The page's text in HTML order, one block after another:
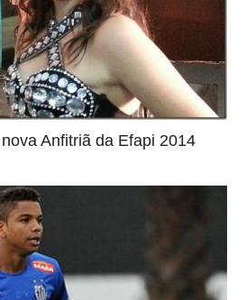
Anfitriã da Efapi 2014